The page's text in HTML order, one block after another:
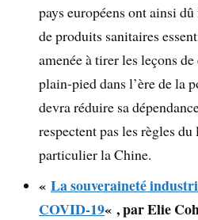
pays européens ont ainsi
de produits sanitaires
amenée à tirer les leçons
plain-pied dans l’ère de la
devra réduire sa
respectent pas les règles
particulier la Chine.
«La souveraineté
COVID-19« , par Elie